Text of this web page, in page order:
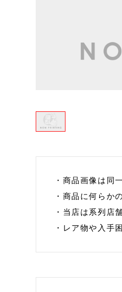
・商品画像は同
・商品に何らか
・当店は系列店
・レア物や入手